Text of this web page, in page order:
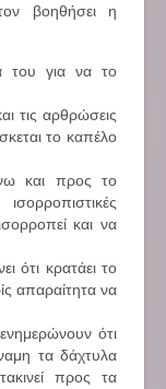
βοηθήσει η
του για να το
τις αρθρώσεις
το καπέλο
και προς το
και να
ότι κρατάει το
απαραίτητα να
ότι
τα δάχτυλα
προς τα